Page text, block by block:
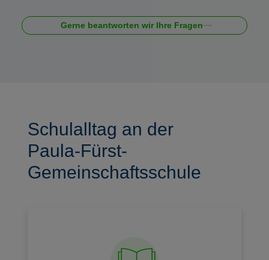
Gerne beantworten wir Ihre Fragen
Schulalltag an der
Paula-Fürst-
Gemeinschaftsschule